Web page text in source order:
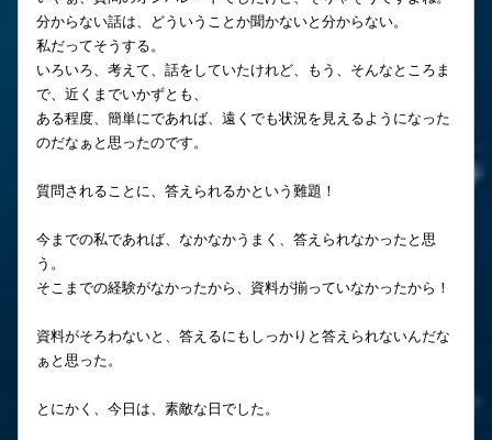
分からない話は、どういうことか聞かないと分からない。
私だってそうする。
いろいろ、考えて、話をしていたけれど、もう、そんなところま
で、近くまでいかずとも、
ある程度、簡単にであれば、遠くでも状況を見えるようになった
のだなぁと思ったのです。
質問されることに、答えられるかという難題！
今までの私であれば、なかなかうまく、答えられなかったと思
う。
そこまでの経験がなかったから、資料が揃っていなかったから！
資料がそろわないと、答えるにもしっかりと答えられないんだな
ぁと思った。
とにかく、今日は、素敵な日でした。